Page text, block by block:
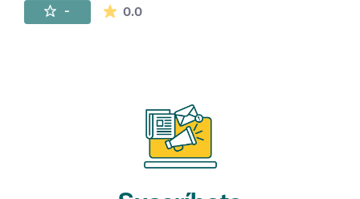
- 0.0La valoración media es de 0 estrellas de